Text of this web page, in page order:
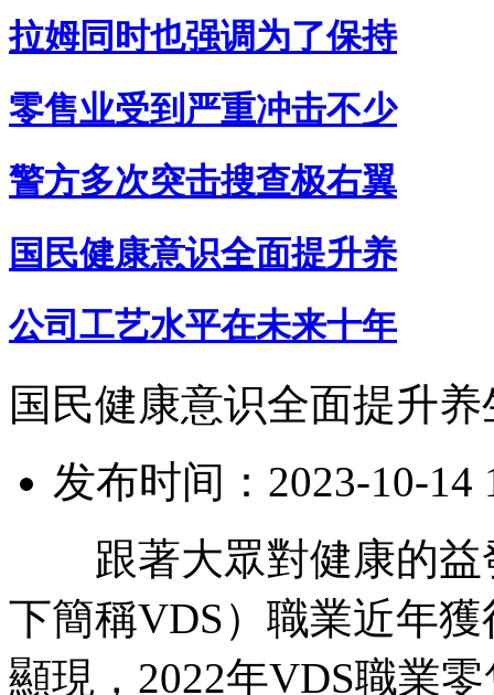
拉姆同时也强调为了保持
零售业受到严重冲击不少
警方多次突击搜查极右翼
国民健康意识全面提升养
公司工艺水平在未来十年
国民健康意识全面提升
发布时间：2023-10-14
跟著大眾對健康的益
下簡稱VDS）職業近年
顯現，2022年VDS職業